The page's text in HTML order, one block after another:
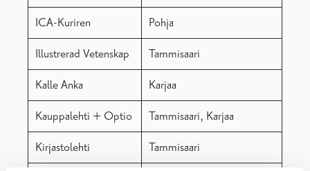
ICA-Kuriren Pohja
Illustrerad Vetenskap Tammisaari
Kalle Anka Karjaa
Kauppalehti + Optio Tammisaari, Karjaa
Kirjastolehti Tammisaari